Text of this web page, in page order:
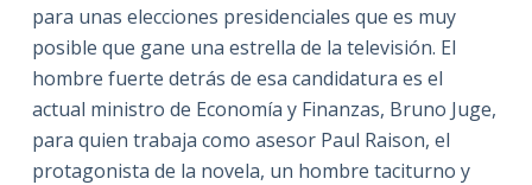
para unas elecciones presidenciales que es muy
posible que gane una estrella de la televisión. El
hombre fuerte detrás de esa candidatura es el
actual ministro de Economía y Finanzas, Bruno Juge,
para quien trabaja como asesor Paul Raison, el
protagonista de la novela, un hombre taciturno y